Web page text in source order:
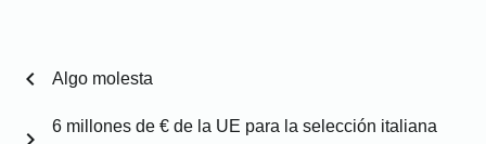
chevron_left Algo molesta
6 millones de € de la UE para la selección italiana